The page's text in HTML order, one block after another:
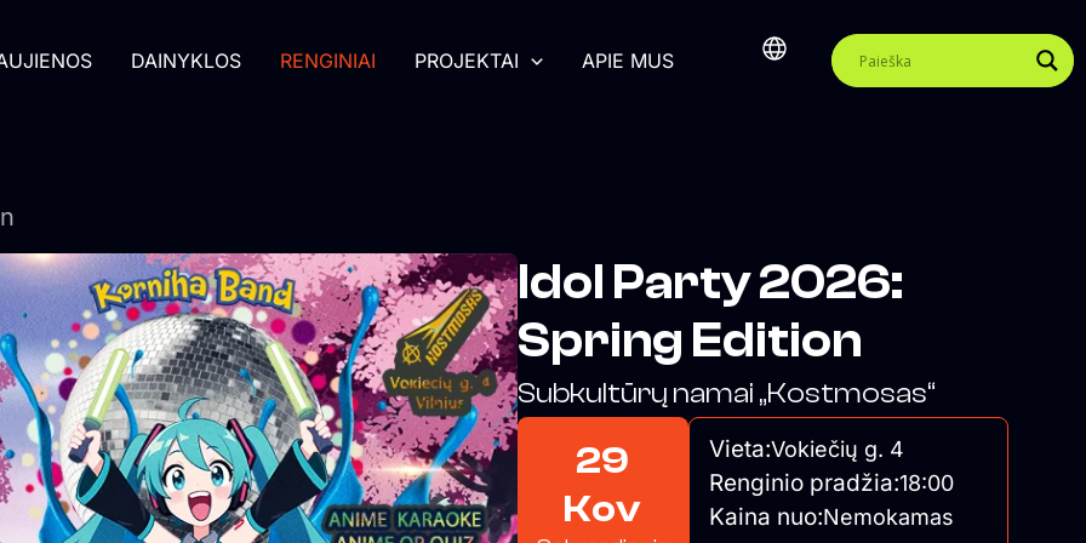
DAINYKLOS RENGINIAI PROJEKTAI APIE MUS
Idol Party 2026:
Spring Edition
Subkultūrų namai „Kostmosas“
29
Kov
Vieta:Vokiečių g. 4
Renginio pradžia:18:00
Kaina nuo:Nemokamas